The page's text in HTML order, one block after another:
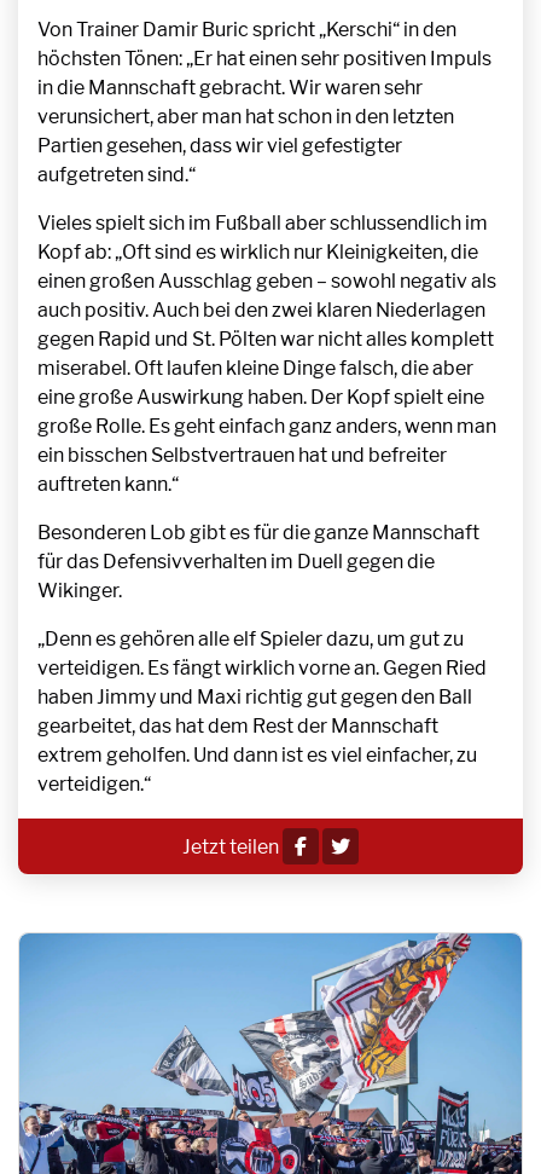
Von Trainer Damir Buric spricht „Kerschi“ in den
höchsten Tönen: „Er hat einen sehr positiven Impuls
in die Mannschaft gebracht. Wir waren sehr
verunsichert, aber man hat schon in den letzten
Partien gesehen, dass wir viel gefestigter
aufgetreten sind.“
Vieles spielt sich im Fußball aber schlussendlich im
Kopf ab: „Oft sind es wirklich nur Kleinigkeiten, die
einen großen Ausschlag geben – sowohl negativ als
auch positiv. Auch bei den zwei klaren Niederlagen
gegen Rapid und St. Pölten war nicht alles komplett
miserabel. Oft laufen kleine Dinge falsch, die aber
eine große Auswirkung haben. Der Kopf spielt eine
große Rolle. Es geht einfach ganz anders, wenn man
ein bisschen Selbstvertrauen hat und befreiter
auftreten kann.“
Besonderen Lob gibt es für die ganze Mannschaft
für das Defensivverhalten im Duell gegen die
Wikinger.
„Denn es gehören alle elf Spieler dazu, um gut zu
verteidigen. Es fängt wirklich vorne an. Gegen Ried
haben Jimmy und Maxi richtig gut gegen den Ball
gearbeitet, das hat dem Rest der Mannschaft
extrem geholfen. Und dann ist es viel einfacher, zu
verteidigen.“
Jetzt teilen